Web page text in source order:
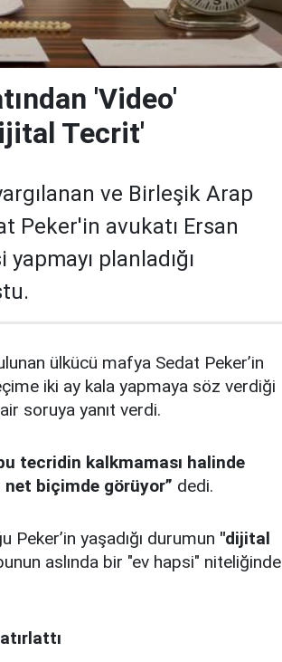
'Video'
Tecrit'
ve Birleşik Arap
Peker'in avukatı Ersan
planladığı
ülkücü mafya Sedat Peker’in
iki ay kala yapmaya söz verdiği
soruya yanıt verdi.
tecridin kalkmaması halinde
biçimde görüyor” dedi.
Peker’in yaşadığı durumun "dijital
aslında bir "ev hapsi" niteliğinde